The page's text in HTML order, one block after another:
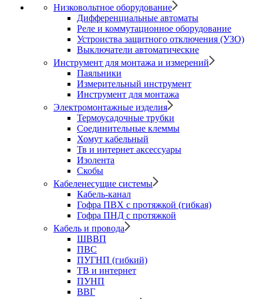
Низковольтное оборудование
Дифференциальные автоматы
Реле и коммутационное оборудование
Устроиства защитного отключения (УЗО)
Выключатели автоматические
Инструмент для монтажа и измерений
Паяльники
Измерительный инструмент
Инструмент для монтажа
Электромонтажные изделия
Термоусадочные трубки
Соединительные клеммы
Хомут кабельный
Тв и интернет аксессуары
Изолента
Скобы
Кабеленесущие системы
Кабель-канал
Гофра ПВХ с протяжкой (гибкая)
Гофра ПНД с протяжкой
Кабель и провода
ШВВП
ПВС
ПУГНП (гибкий)
ТВ и интернет
ПУНП
ВВГ